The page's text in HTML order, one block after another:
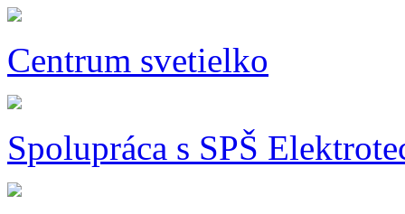
Centrum svetielko
Spolupráca s SPŠ